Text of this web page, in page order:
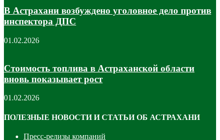
В Астрахани возбуждено уголовное дело против
инспектора ДПС
01.02.2026
Стоимость топлива в Астраханской области
вновь показывает рост
01.02.2026
ПОЛЕЗНЫЕ НОВОСТИ И СТАТЬИ ОБ АСТРАХАНИ
Пресс-релизы компаний